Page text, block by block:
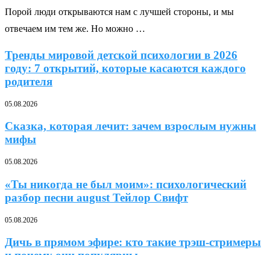
Порой люди открываются нам с лучшей стороны, и мы
отвечаем им тем же. Но можно …
Тренды мировой детской психологии в 2026
году: 7 открытий, которые касаются каждого
родителя
05.08.2026
Сказка, которая лечит: зачем взрослым нужны
мифы
05.08.2026
«Ты никогда не был моим»: психологический
разбор песни august Тейлор Свифт
05.08.2026
Дичь в прямом эфире: кто такие трэш-стримеры